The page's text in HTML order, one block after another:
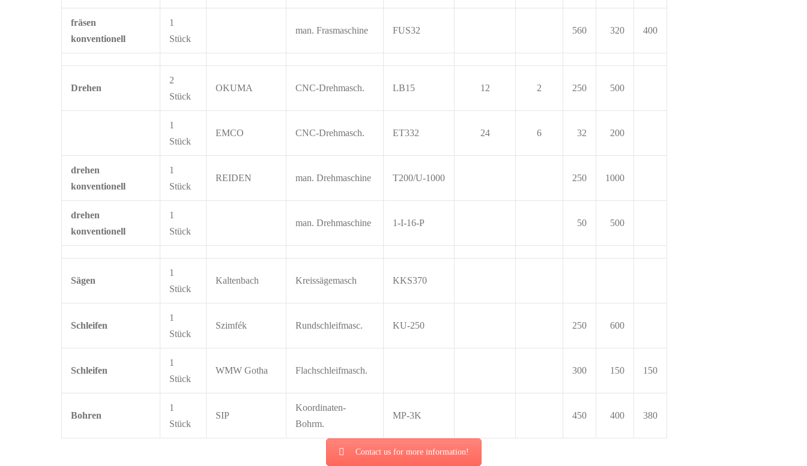
fräsen
konventionell
1
Stück
man. Frasmaschine FUS32 560 320 400
Drehen
2
Stück
OKUMA CNC-Drehmasch. LB15 12 2 250 500
1
Stück
EMCO CNC-Drehmasch. ET332 24 6 32 200
drehen
konventionell
1
Stück
REIDEN man. Drehmaschine T200/U-1000 250 1000
drehen
konventionell
1
Stück
man. Drehmaschine 1-I-16-P 50 500
Sägen
1
Stück
Kaltenbach Kreissägemasch KKS370
Schleifen
1
Stück
Szimfék Rundschleifmasc. KU-250 250 600
Schleifen
1
Stück
WMW Gotha Flachschleifmasch. 300 150 150
Bohren
1
Stück
SIP
Koordinaten-
Bohrm.
MP-3K 450 400 380
Contact us for more information!